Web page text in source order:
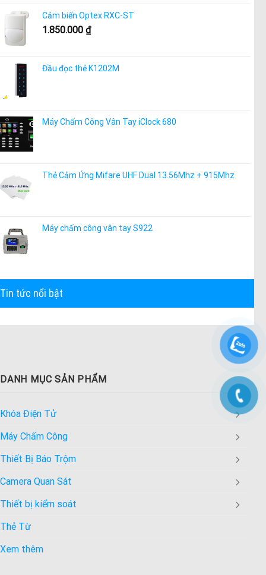
Cảm biến Optex RXC-ST
1.850.000 ₫
Đầu đọc thẻ K1202M
Máy Chấm Công Vân Tay iClock 680
Thẻ Cảm Ứng Mifare UHF Dual 13.56Mhz + 915Mhz
Máy chấm công vân tay S922
Tin tức nổi bật
DANH MỤC SẢN PHẨM
Khóa Điện Tử
Máy Chấm Công
Thiết Bị Báo Trộm
Camera Quan Sát
Thiết bị kiểm soát
Thẻ Từ
Xem thêm